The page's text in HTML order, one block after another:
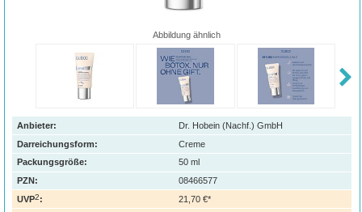
Abbildung ähnlich
Anbieter:
Dr. Hobein (Nachf.) GmbH
Darreichungsform:
Creme
Packungsgröße:
50 ml
PZN:
08466577
UVP2: 21,70 €*